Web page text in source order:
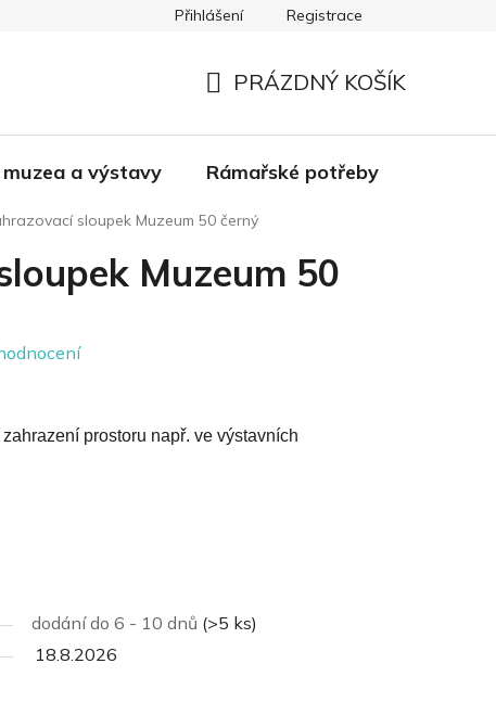
Pro poklady - dodavatelé Doprava a platba
Přihlášení Registrace
KOŠÍK
PRÁZDNÝ KOŠÍK
a výstavy Rámařské potřeby
sloupek Muzeum 50 černý
Muzeum 50
prostoru např. ve výstavních
dodání do 6 - 10 dnů (>5 ks)
18.8.2026